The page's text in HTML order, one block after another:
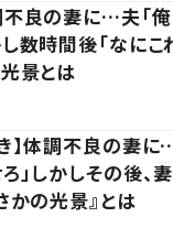
良の妻に…夫「俺
数時間後「なに
景とは
】体調不良の妻
」しかしその後、
かの光景』とは